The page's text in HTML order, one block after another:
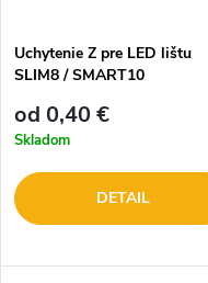
Uchytenie Z pre LED lištu
SLIM8 / SMART10
od 0,40 €
Skladom
DETAIL